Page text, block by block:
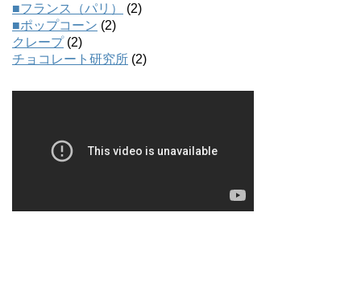
■フランス（パリ）
(2)
■ポップコーン (2)
クレープ(2)
チョコレート研究所 (2)